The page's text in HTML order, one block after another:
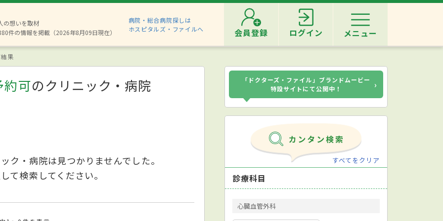
の想いを取材
件の情報を掲載（2026年8月09日現在）
病院・総合病院探しは
ホスピタルズ・ファイルへ
会員登録 ログイン メニュー
果
約可のクリニック・病院
ク・病院は見つかりませんでした。
て検索してください。
「ドクターズ・ファイル」ブランドムービー
特設サイトにて公開中！
›
すべてをクリア
診療科目
心臓血管外科